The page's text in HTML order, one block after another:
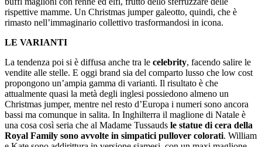
rispettive mamme. Un Christmas jumper galeotto, quindi, che è
rimasto nell’immaginario collettivo trasformandosi in icona.
LE VARIANTI
La tendenza poi si è diffusa anche tra le celebrity, facendo salire le
vendite alle stelle. E oggi brand sia del comparto lusso che low cost
propongono un’ampia gamma di varianti. Il risultato è che
attualmente quasi la metà degli inglesi possiedono almeno un
Christmas jumper, mentre nel resto d’Europa i numeri sono ancora
bassi ma comunque in salita. In Inghilterra il maglione di Natale è
una cosa così seria che al Madame Tussauds le statue di cera della
Royal Family sono avvolte in simpatici pullover colorati. William